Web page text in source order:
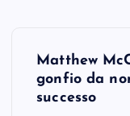
Matthew
gonfio da
successo